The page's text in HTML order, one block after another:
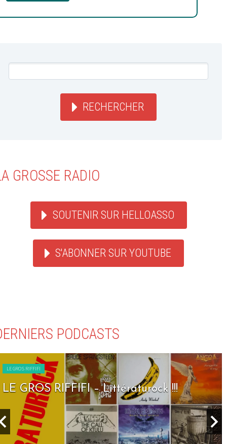
RECHERCHER
GROSSE RADIO
SOUTENIR SUR HELLOASSO
S'ABONNER SUR YOUTUBE
PODCASTS
LE GROS RIFFIFI
LE GROS RIFFIFI – Littératurock !!!